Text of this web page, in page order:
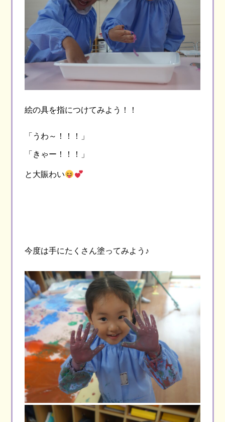
絵の具を指につけてみよう！！
「うわ～！！！」
「きゃー！！！」
と大賑わい
今度は手にたくさん塗ってみよう♪